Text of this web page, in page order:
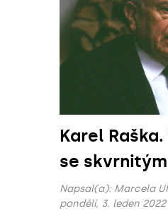
Karel
se
Napsal(a): Marcela
pondělí, 3. leden 2022